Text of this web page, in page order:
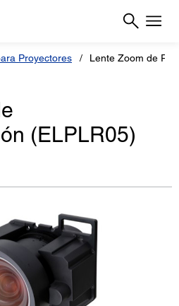
Proyectores Lente Zoom de
(ELPLR05)